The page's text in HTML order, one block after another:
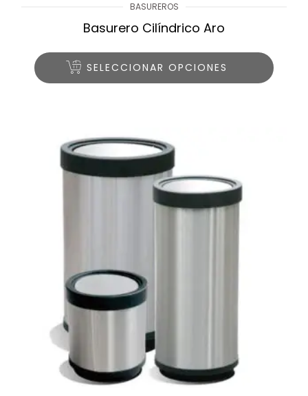
BASUREROS
Basurero Cilíndrico Aro
SELECCIONAR OPCIONES